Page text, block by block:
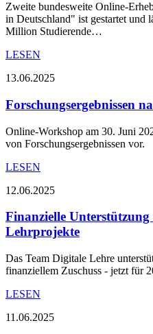
Zweite bundesweite Online-
in Deutschland" ist gestartet und
Million Studierende…
LESEN
13.06.2025
Forschungsergebnissen
Online-Workshop am 30. Juni
von Forschungsergebnissen vor.
LESEN
12.06.2025
Finanzielle
Lehrprojekte
Das Team Digitale Lehre
finanziellem Zuschuss - jetzt für
LESEN
11.06.2025